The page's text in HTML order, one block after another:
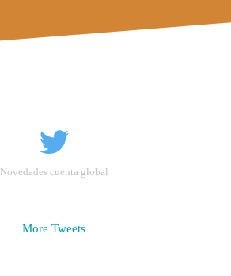
Novedades cuenta global
More Tweets